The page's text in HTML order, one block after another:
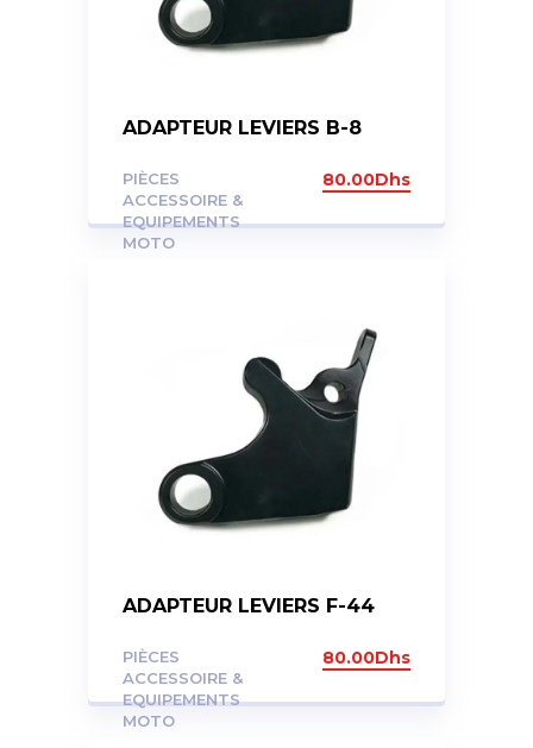
ADAPTEUR LEVIERS B-8
PIÈCES
ACCESSOIRE &
EQUIPEMENTS
MOTO
80.00Dhs
ADAPTEUR LEVIERS F-44
PIÈCES
ACCESSOIRE &
EQUIPEMENTS
MOTO
80.00Dhs